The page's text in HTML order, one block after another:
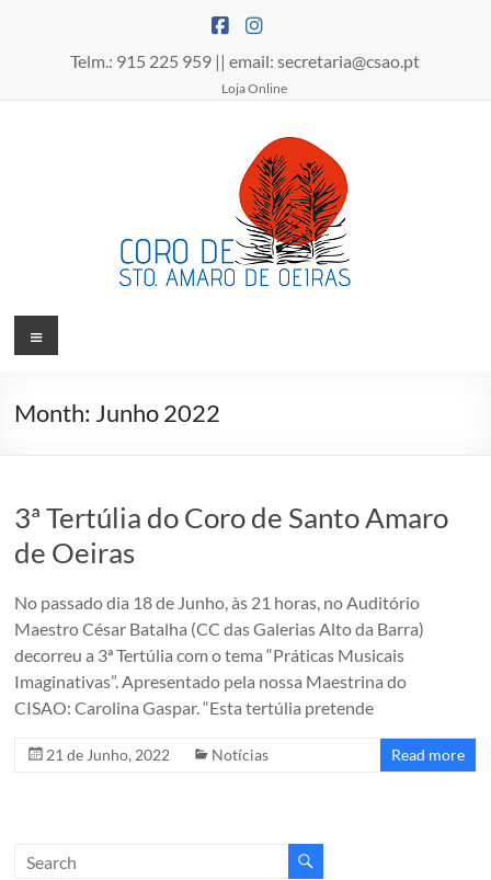
Telm.: 915 225 959 || email: secretaria@csao.pt
Loja Online
Coro
Santo
Oeiras
Coro
de
Santo
Amaro
de
do
Menu
Month: Junho 2022
3ª Tertúlia do Coro de Santo Amaro
de Oeiras
No passado dia 18 de Junho, às 21 horas, no Auditório
Maestro César Batalha (CC das Galerias Alto da Barra)
decorreu a 3ª Tertúlia com o tema “Práticas Musicais
Imaginativas”. Apresentado pela nossa Maestrina do
CISAO: Carolina Gaspar. “Esta tertúlia pretende
21 de Junho, 2022 Notícias Read more